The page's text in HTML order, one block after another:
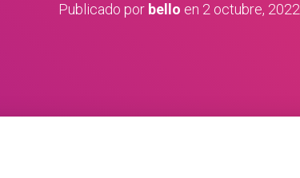
Publicado por bello en 2 octubre, 2022